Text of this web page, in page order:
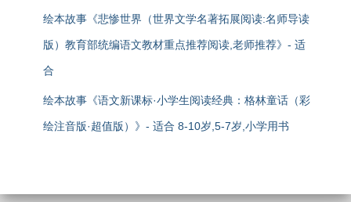
绘本故事《悲惨世界（世界文学名著拓展阅读:名师导读
版）教育部统编语文教材重点推荐阅读,老师推荐》- 适
合
绘本故事《语文新课标·小学生阅读经典：格林童话（彩
绘注音版·超值版）》- 适合 8-10岁,5-7岁,小学用书